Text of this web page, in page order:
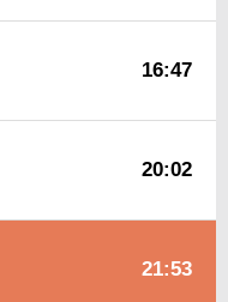
16:47
20:02
21:53